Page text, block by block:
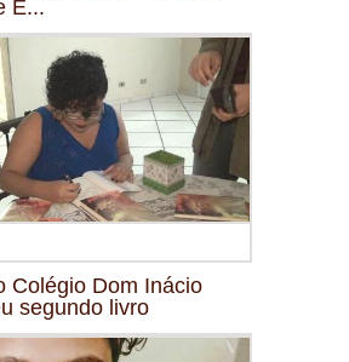
E...
Colégio Dom Inácio
segundo livro